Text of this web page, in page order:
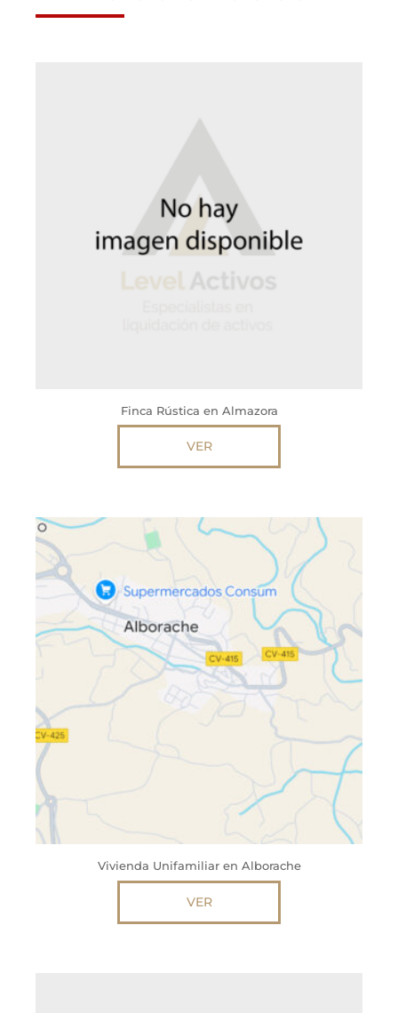
Finca Rústica en Almazora
VER
Vivienda Unifamiliar en Alborache
VER